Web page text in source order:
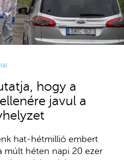
hogy a
javul a
hat-hétmillió embert
múlt héten napi 20 ezer